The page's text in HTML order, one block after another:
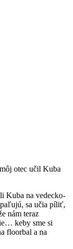
otec učil Kuba
Kuba na vedecko-
sa učia píliť,
nám teraz
keby sme si
floorbal a na